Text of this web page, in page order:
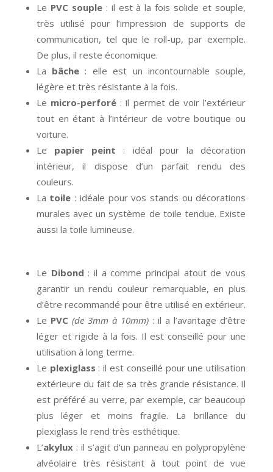
Le PVC souple: il est à la fois solide et souple,
très utilisé pour l’impression de supports de
communication, tel que le roll-up, par exemple.
De plus, il reste économique.
La bâche : elle est un incontournable souple,
légère et très résistante à la fois.
Le micro-perforé : il permet de voir l’extérieur
tout en étant à l’intérieur de votre boutique ou
voiture.
Le papier peint : idéal pour la décoration
intérieur, il dispose d’un parfait rendu des
couleurs.
La toile : idéale pour vos stands ou décorations
murales avec un système de toile tendue. Existe
aussi la toile lumineuse.
Le Dibond : il a comme principal atout de vous
garantir un rendu couleur remarquable, en plus
d’être recommandé pour être utilisé en extérieur.
Le PVC (de 3mm à 10mm) : il a l’avantage d’être
léger et rigide à la fois. Il est conseillé pour une
utilisation à long terme.
Le plexiglass : il est conseillé pour une utilisation
extérieure du fait de sa très grande résistance. Il
est préféré au verre, par exemple, car beaucoup
plus léger et moins fragile. La brillance du
plexiglass le rend très esthétique.
L’akylux: il s’agit d’un panneau en polypropylène
alvéolaire très résistant à tout point de vue